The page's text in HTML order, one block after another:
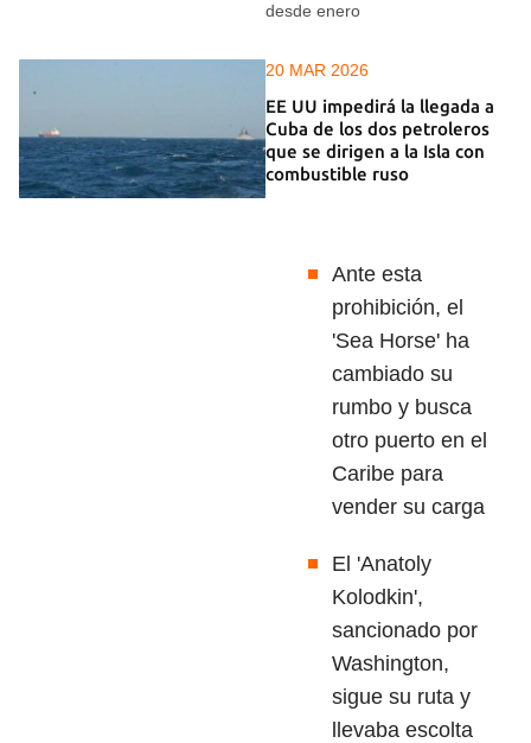
desde enero
20 MAR 2026
EE UU impedirá la llegada a
Cuba de los dos petroleros
que se dirigen a la Isla con
combustible ruso
Ante esta
prohibición, el
'Sea Horse' ha
cambiado su
rumbo y busca
otro puerto en el
Caribe para
vender su carga
El 'Anatoly
Kolodkin',
sancionado por
Washington,
sigue su ruta y
llevaba escolta